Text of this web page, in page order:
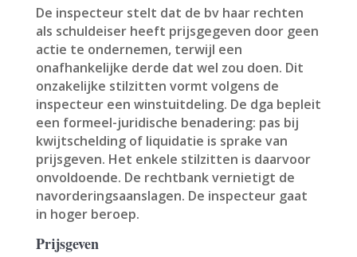
De inspecteur stelt dat de bv haar rechten
als schuldeiser heeft prijsgegeven door geen
actie te ondernemen, terwijl een
onafhankelijke derde dat wel zou doen. Dit
onzakelijke stilzitten vormt volgens de
inspecteur een winstuitdeling. De dga bepleit
een formeel-juridische benadering: pas bij
kwijtschelding of liquidatie is sprake van
prijsgeven. Het enkele stilzitten is daarvoor
onvoldoende. De rechtbank vernietigt de
navorderingsaanslagen. De inspecteur gaat
in hoger beroep.
Prijsgeven